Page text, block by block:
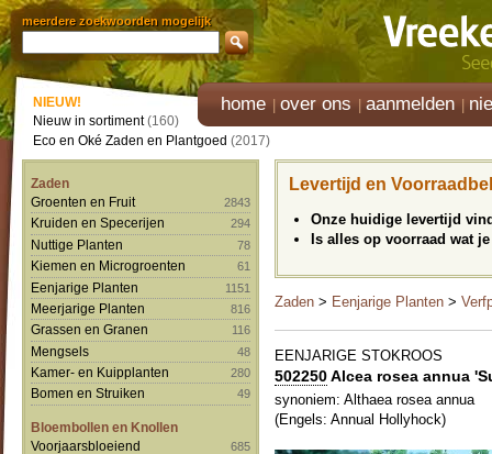
meerdere zoekwoorden mogelijk
home over ons aanmelden
NIEUW!
Nieuw in sortiment(160)
Eco en Oké Zaden en Plantgoed (2017)
Zaden
Groenten en Fruit
2843
Kruiden en Specerijen 294
Nuttige Planten 78
Kiemen en Microgroenten 61
Eenjarige Planten 1151
Meerjarige Planten 816
Grassen en Granen 116
Mengsels 48
Kamer- en Kuipplanten 280
Bomen en Struiken 49
Bloembollen en Knollen
Voorjaarsbloeiend
685
Levertijd en
Onze huidige levertijd
Is alles op voorraad wat
Zaden > Eenjarige Planten >
EENJARIGE STOKROOS
502250Alcea rosea annua
synoniem: Althaea rosea annua
(Engels: Annual Hollyhock)